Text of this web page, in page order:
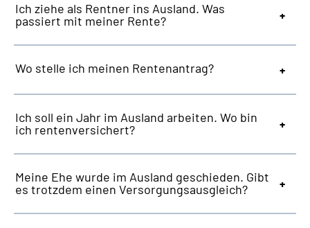
Inhalte in Gebärdensprache (DGS)
Ich ziehe als Rentner ins Ausland. Was
passiert mit meiner Rente?
Wo stelle ich meinen Rentenantrag?
Ich soll ein Jahr im Ausland arbeiten. Wo bin
ich rentenversichert?
Meine Ehe wurde im Ausland geschieden. Gibt
es trotzdem einen Versorgungsausgleich?